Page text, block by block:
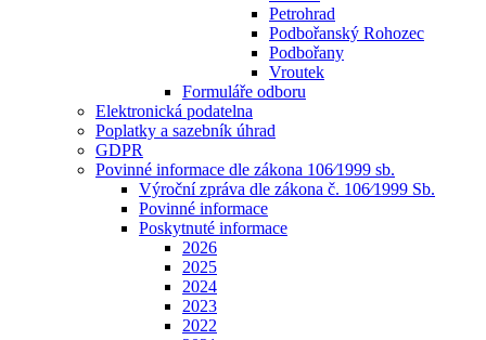
Petrohrad
Podbořanský Rohozec
Podbořany
Vroutek
Formuláře odboru
Elektronická podatelna
Poplatky a sazebník úhrad
GDPR
Povinné informace dle zákona 106⁄1999 sb.
Výroční zpráva dle zákona č. 106⁄1999 Sb.
Povinné informace
Poskytnuté informace
2026
2025
2024
2023
2022